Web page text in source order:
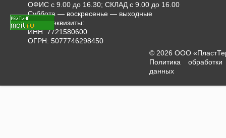
ОФИС с 9.00 до 16.30; СКЛАД с 9.00 до 16.00
Суббота — воскресенье — выходные
Наши реквизиты:
ИНН: 7721580600
ОГРН: 5077746298450
© 2026 ООО
Политика
данных